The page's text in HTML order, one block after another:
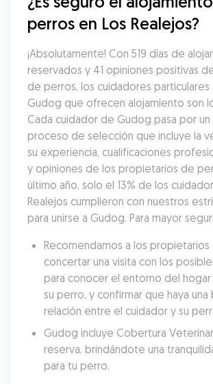
perros en Los Realejos?
¡Absolutamente! Con 519 días de
reservados y 41 opiniones positivas
de perros, los cuidadores
Gudog que ofrecen alojamiento son
Cada cuidador de Gudog pasa por un
proceso de selección que incluye la
su experiencia, cualificaciones
y opiniones de los propietarios de
último año, solo el 13% de los
Realejos cumplieron con nuestros
para unirse a Gudog. Para mayor
Recomendamos a los
concertar una visita con los
para conocer el entorno del
su perro, y confirmar que haya una
relación entre el cuidador y su
Gudog incluye Cobertura
reserva, brindándote una
para tu perro.